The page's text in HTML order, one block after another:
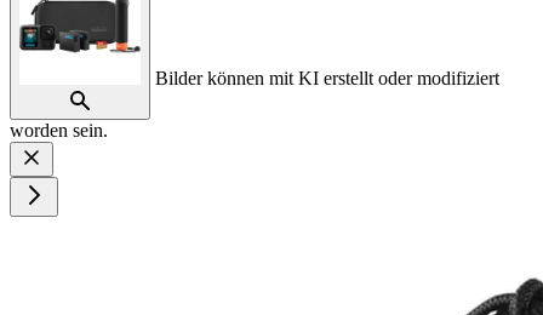
Bilder können mit KI erstellt oder modifiziert
worden sein.